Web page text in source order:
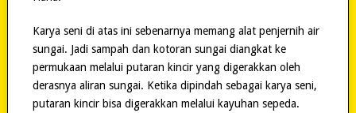
Karya seni di atas ini sebenarnya memang alat penjernih air
sungai. Jadi sampah dan kotoran sungai diangkat ke
permukaan melalui putaran kincir yang digerakkan oleh
derasnya aliran sungai. Ketika dipindah sebagai karya seni,
putaran kincir bisa digerakkan melalui kayuhan sepeda.